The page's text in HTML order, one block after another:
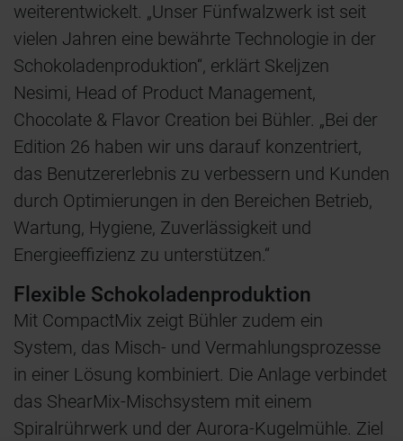
weiterentwickelt. „Unser Fünfwalzwerk ist seit
vielen Jahren eine bewährte Technologie in der
Schokoladenproduktion“, erklärt Skeljzen
Nesimi, Head of Product Management,
Chocolate & Flavor Creation bei Bühler. „Bei der
Edition 26 haben wir uns darauf konzentriert,
das Benutzererlebnis zu verbessern und Kunden
durch Optimierungen in den Bereichen Betrieb,
Wartung, Hygiene, Zuverlässigkeit und
Energieeffizienz zu unterstützen.“
Flexible Schokoladenproduktion
Mit CompactMix zeigt Bühler zudem ein
System, das Misch- und Vermahlungsprozesse
in einer Lösung kombiniert. Die Anlage verbindet
das ShearMix-Mischsystem mit einem
Spiralrührwerk und der Aurora-Kugelmühle. Ziel